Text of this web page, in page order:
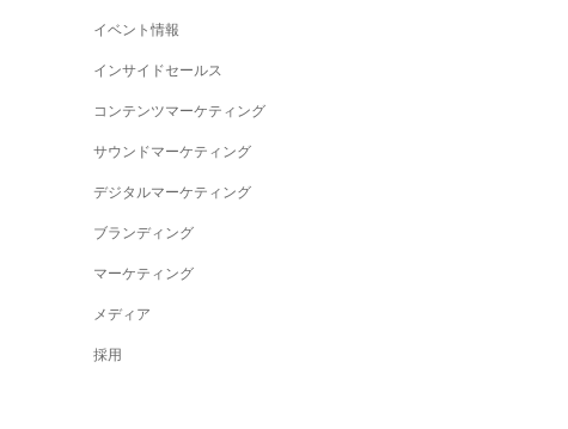
イベント情報
インサイドセールス
コンテンツマーケティング
サウンドマーケティング
デジタルマーケティング
ブランディング
マーケティング
メディア
採用